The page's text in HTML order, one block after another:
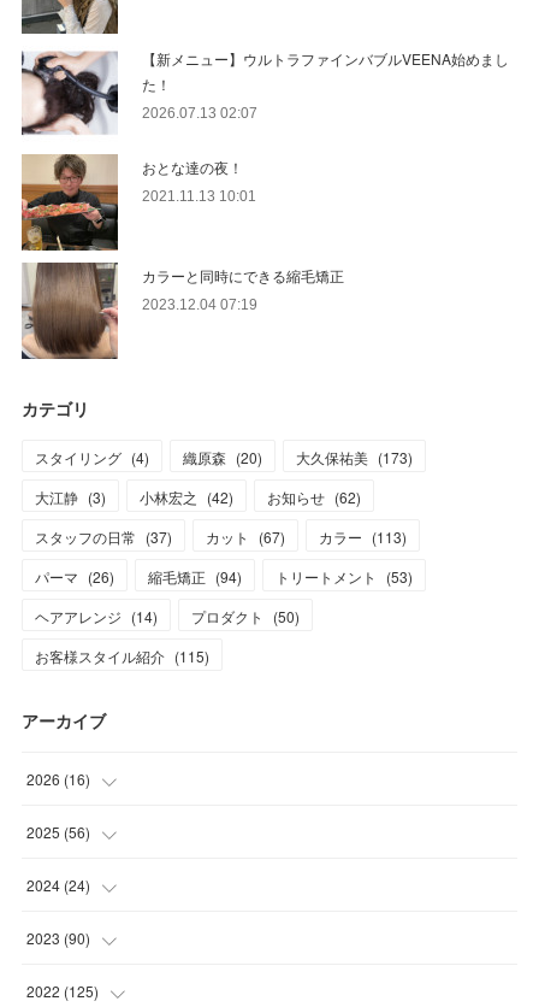
【新メニュー】ウルトラファインバブルVEENA始めまし
た！
2026.07.13 02:07
おとな達の夜！
2021.11.13 10:01
カラーと同時にできる縮毛矯正
2023.12.04 07:19
カテゴリ
スタイリング (4) 織原森 (20) 大久保祐美 (173)
大江静 (3) 小林宏之 (42) お知らせ (62)
スタッフの日常 (37) カット (67) カラー (113)
パーマ (26) 縮毛矯正 (94) トリートメント (53)
ヘアアレンジ (14) プロダクト (50)
お客様スタイル紹介 (115)
アーカイブ
2026 (16)
(1
(1
(7
(7)
2025 (56)
(5
(11 )
(17
2024 (24)
(1
(1)
2023 (90)
(12
2022 (125)